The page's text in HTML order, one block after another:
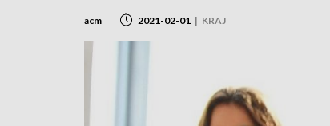
acm 2021-02-01 | KRAJ